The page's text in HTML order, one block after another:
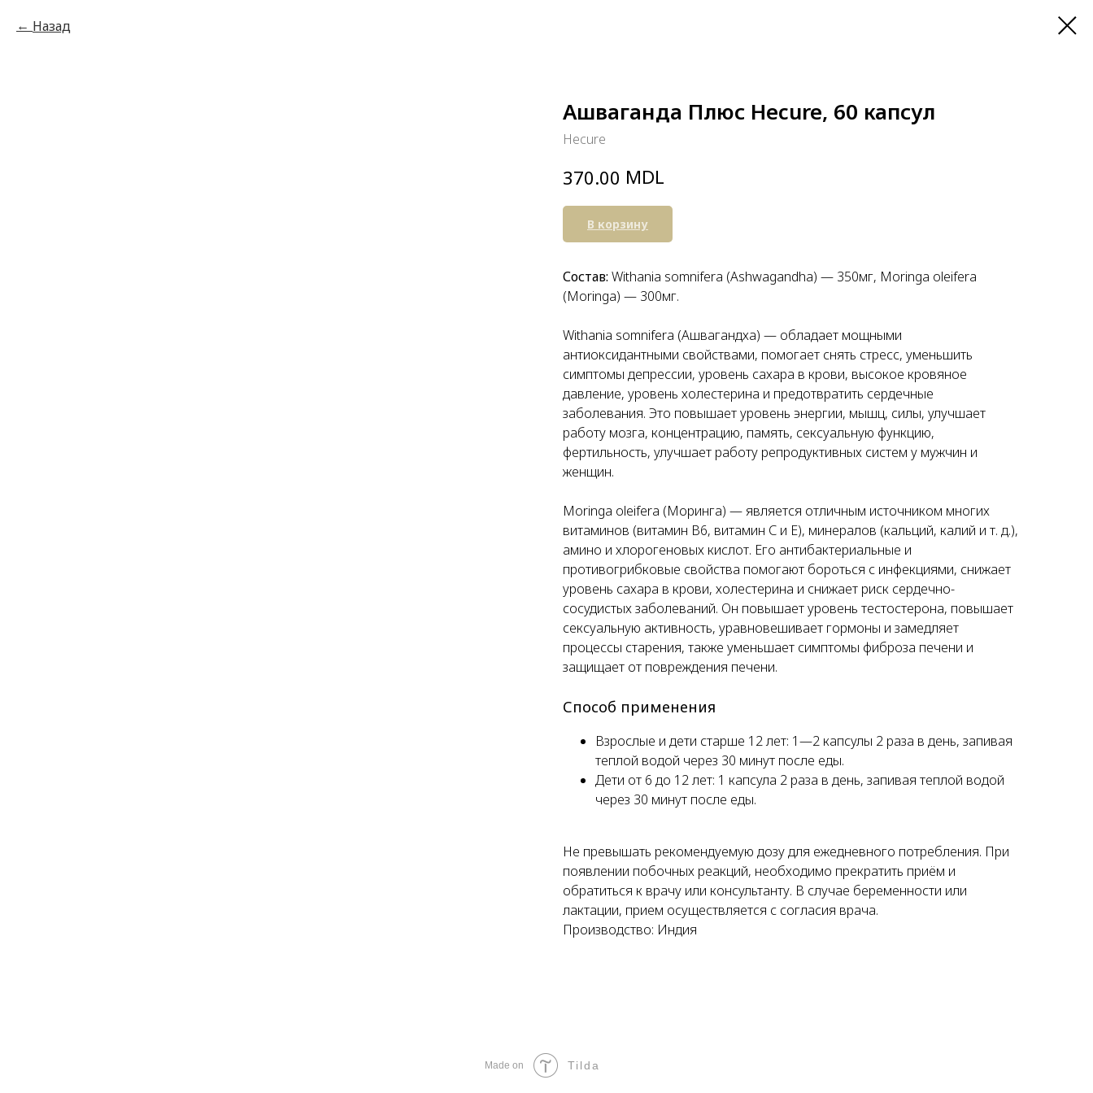
Назад
Ашваганда Плюс Hecure, 60 капсул
Hecure
370.00 MDL
В корзину
Состав: Withania somnifera (Ashwagandha) — 350мг, Moringa oleifera
(Moringa) — 300мг.
Withania somnifera (Ашвагандха) — обладает мощными
антиоксидантными свойствами, помогает снять стресс, уменьшить
симптомы депрессии, уровень сахара в крови, высокое кровяное
давление, уровень холестерина и предотвратить сердечные
заболевания. Это повышает уровень энергии, мышц, силы, улучшает
работу мозга, концентрацию, память, сексуальную функцию,
фертильность, улучшает работу репродуктивных систем у мужчин и
женщин.
Moringa oleifera (Моринга) — является отличным источником многих
витаминов (витамин В6, витамин С и Е), минералов (кальций, калий и т. д.),
амино и хлорогеновых кислот. Его антибактериальные и
противогрибковые свойства помогают бороться с инфекциями, снижает
уровень сахара в крови, холестерина и снижает риск сердечно-
сосудистых заболеваний. Он повышает уровень тестостерона, повышает
сексуальную активность, уравновешивает гормоны и замедляет
процессы старения, также уменьшает симптомы фиброза печени и
защищает от повреждения печени.
Способ применения
Взрослые и дети старше 12 лет: 1—2 капсулы 2 раза в день, запивая
теплой водой через 30 минут после еды.
Дети от 6 до 12 лет: 1 капсула 2 раза в день, запивая теплой водой
через 30 минут после еды.
Не превышать рекомендуемую дозу для ежедневного потребления. При
появлении побочных реакций, необходимо прекратить приём и
обратиться к врачу или консультанту. В случае беременности или
лактации, прием осуществляется с согласия врача.
Производство: Индия
Made on Tilda